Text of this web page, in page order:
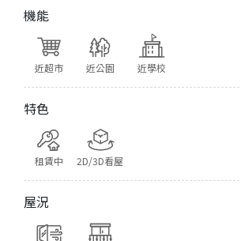
機能
近超市 近公園 近學校
特色
租賃中 2D/3D看屋
屋況